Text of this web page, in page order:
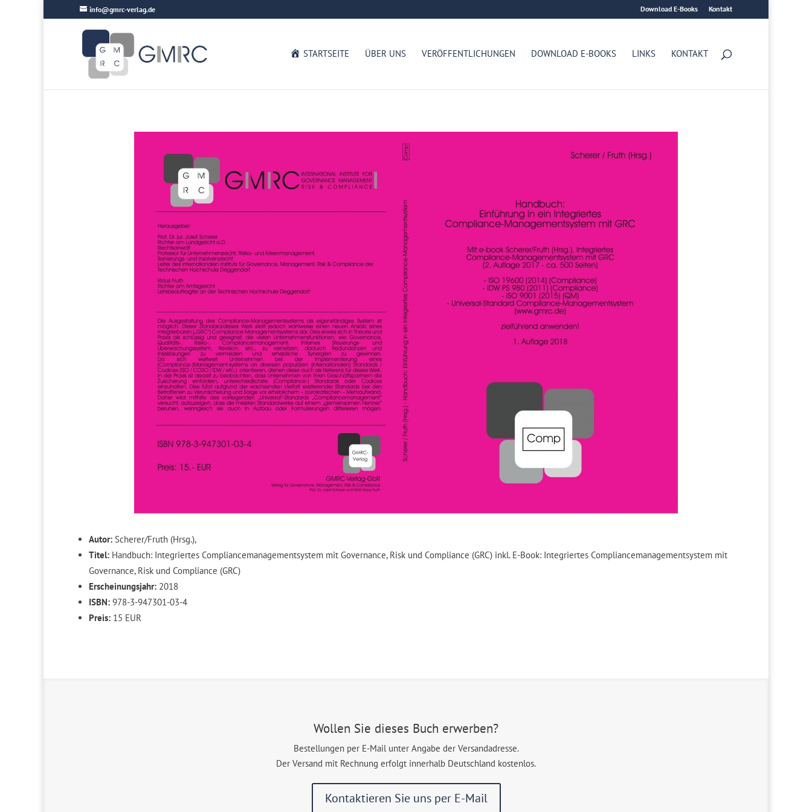
info@gmrc-verlag.de Download E-Books Kontakt
STARTSEITE ÜBER UNS VERÖFFENTLICHUNGEN DOWNLOAD E-BOOKS LINKS KONTAKT
Autor: Scherer/Fruth (Hrsg.),
Titel: Handbuch: Integriertes Compliancemanagementsystem mit Governance, Risk und Compliance (GRC) inkl. E-Book: Integriertes Compliancemanagementsystem mit
Governance, Risk und Compliance (GRC)
Erscheinungsjahr: 2018
ISBN: 978-3-947301-03-4
Preis: 15 EUR
Wollen Sie dieses Buch erwerben?
Bestellungen per E-Mail unter Angabe der Versandadresse.
Der Versand mit Rechnung erfolgt innerhalb Deutschland kostenlos.
Kontaktieren Sie uns per E-Mail